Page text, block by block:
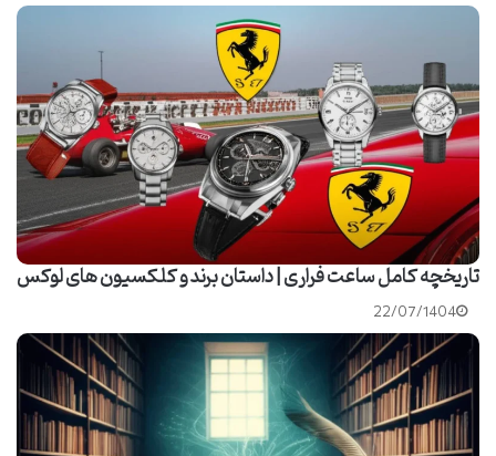
تاریخچه کامل ساعت فراری | داستان برند و کلکسیون های لوکس
22/07/1404